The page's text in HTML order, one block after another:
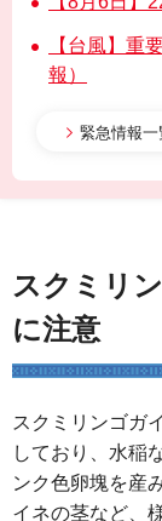
【台風】重
報）
緊急情報一
スクミリ
に注意
スクミリンゴガ
しており、水稲
ンク色卵塊を産
イネの茎など、